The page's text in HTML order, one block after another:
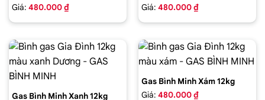
Giá: 480.000 ₫
Giá: 480.000 ₫
Gas Bình Minh Xanh 12kg
Gas Bình Minh Xám 12kg
Giá: 480.000 ₫